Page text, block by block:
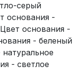
серый
основания -
основания -
- беленый
- светлое